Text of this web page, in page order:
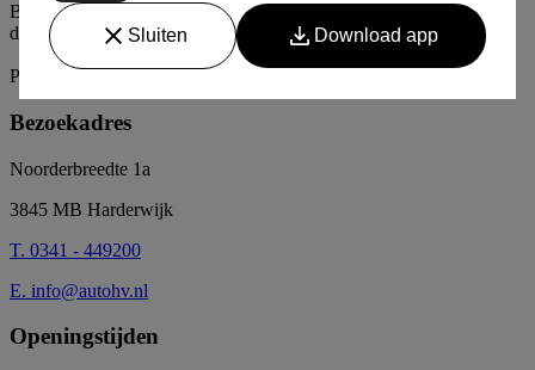
Bij Heger & Veldwijk begint het verschil zodra u instapt, waar elk
detail klopt en elke rit een beleving wordt
Instagram
Premium begint bij aandacht
Bezoekadres
Noorderbreedte 1a
3845 MB Harderwijk
T. 0341 - 449200
E. info@autohv.nl
Openingstijden